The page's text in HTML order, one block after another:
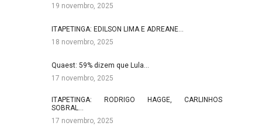
19 novembro, 2025
ITAPETINGA: EDILSON LIMA E ADREANE…
18 novembro, 2025
Quaest: 59% dizem que Lula…
17 novembro, 2025
ITAPETINGA: RODRIGO HAGGE, CARLINHOS
SOBRAL…
17 novembro, 2025